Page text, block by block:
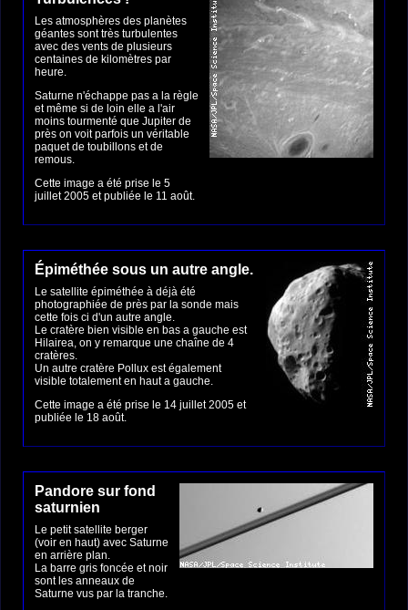
Les atmosphères des planètes
géantes sont très turbulentes
avec des vents de plusieurs
centaines de kilomètres par
heure.
Saturne n'échappe pas a la règle
et même si de loin elle a l'air
moins tourmenté que Jupiter de
près on voit parfois un véritable
paquet de toubillons et de
remous.
Cette image a été prise le 5
juillet 2005 et publiée le 11 août.
Épiméthée sous un autre angle.
Le satellite épiméthée à déjà été
photographiée de près par la sonde mais
cette fois ci d'un autre angle.
Le cratère bien visible en bas a gauche est
Hilairea, on y remarque une chaîne de 4
cratères.
Un autre cratère Pollux est également
visible totalement en haut a gauche.
Cette image a été prise le 14 juillet 2005 et
publiée le 18 août.
Pandore sur fond
saturnien
Le petit satellite berger
(voir en haut) avec Saturne
en arrière plan.
La barre gris foncée et noir
sont les anneaux de
Saturne vus par la tranche.